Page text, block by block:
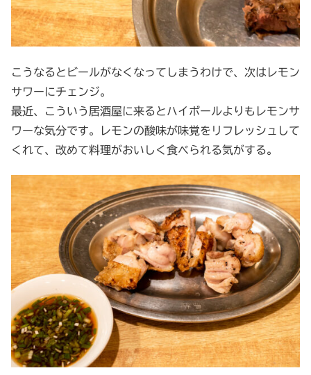
こうなるとビールがなくなってしまうわけで、次はレモン
サワーにチェンジ。
最近、こういう居酒屋に来るとハイボールよりもレモンサ
ワーな気分です。レモンの酸味が味覚をリフレッシュして
くれて、改めて料理がおいしく食べられる気がする。